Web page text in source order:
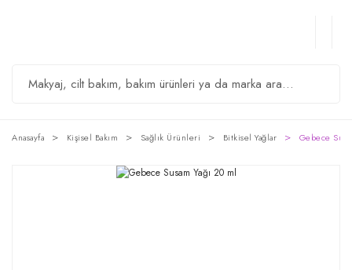
Anasayfa Kişisel Bakım Sağlık Ürünleri Bitkisel Yağlar Gebece